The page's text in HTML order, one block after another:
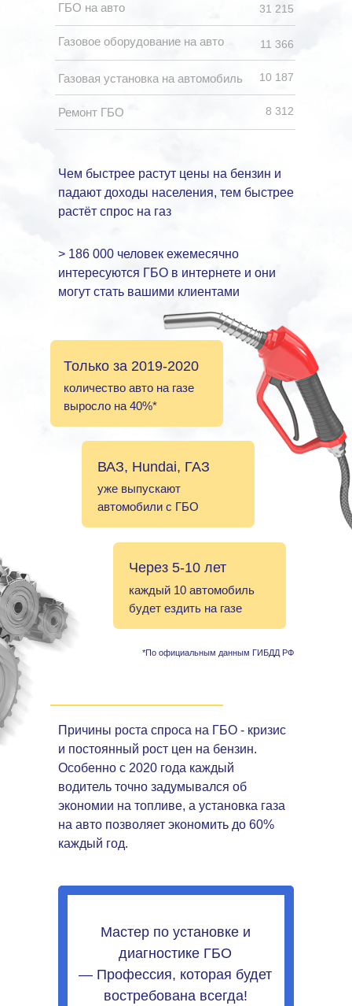
Чем быстрее растут цены на бензин и
падают доходы населения, тем быстрее
растёт спрос на газ
> 186 000 человек ежемесячно
интересуются ГБО в интернете и они
могут стать вашими клиентами
Причины роста спроса на ГБО - кризис
и постоянный рост цен на бензин.
Особенно с 2020 года каждый
водитель точно задумывался об
экономии на топливе, а установка газа
на авто позволяет экономить до 60%
каждый год.
Только за 2019-2020
количество авто на газе
выросло на 40%*
ВАЗ, Hundai, ГАЗ
уже выпускают
автомобили с ГБО
Через 5-10 лет
каждый 10 автомобиль
будет ездить на газе
Газовое оборудование на авто
ГБО на авто
Газовая установка на автомобиль
Ремонт ГБО
*По официальным данным ГИБДД РФ
Мастер по установке и
диагностике ГБО
— Профессия, которая будет
востребована всегда!
31 215
11 366
10 187
8 312